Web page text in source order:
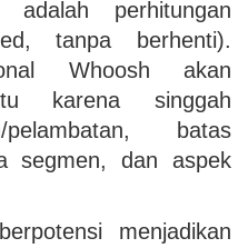
perhitungan
tanpa berhenti).
Whoosh akan
karena singgah
pelambatan, batas
segmen, dan aspek
menjadikan